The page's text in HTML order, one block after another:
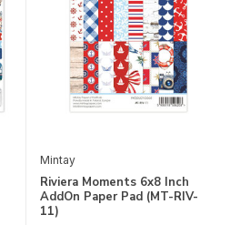
Mintay
Riviera Moments 6x8 Inch
AddOn Paper Pad (MT-RIV-
11)